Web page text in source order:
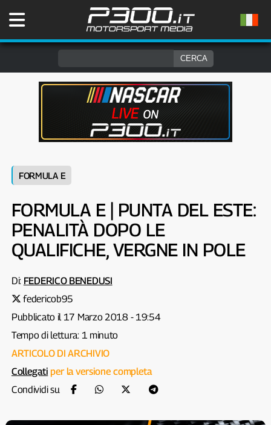
FORMULA E
FORMULA E | PUNTA DEL ESTE:
PENALITÀ DOPO LE
QUALIFICHE, VERGNE IN POLE
Di: FEDERICO BENEDUSI
federicob95
Pubblicato il 17 Marzo 2018 - 19:54
Tempo di lettura: 1 minuto
ARTICOLO DI ARCHIVIO
Collegati per la versione completa
Condividi su